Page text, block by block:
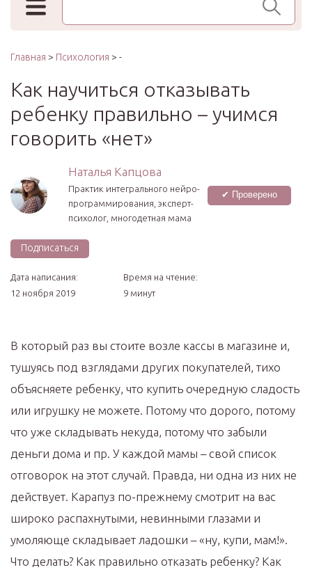
Главная > Психология > -
Как научиться отказывать
ребенку правильно – учимся
говорить «нет»
Наталья Капцова
Практик интегрального нейро­
программирования, эксперт-
психолог, многодетная мама
✔ Проверено
Подписаться
Дата написания:
12 ноября 2019
Время на чтение:
9 минут
В который раз вы стоите возле кассы в магазине и,
тушуясь под взглядами других покупателей, тихо
объясняете ребенку, что купить очередную сладость
или игрушку не можете. Потому что дорого, потому
что уже складывать некуда, потому что забыли
деньги дома и пр. У каждой мамы – свой список
отговорок на этот случай. Правда, ни одна из них не
действует. Карапуз по-прежнему смотрит на вас
широко распахнутыми, невинными глазами и
умоляюще складывает ладошки – «ну, купи, мам!».
Что делать? Как правильно отказать ребенку? Как